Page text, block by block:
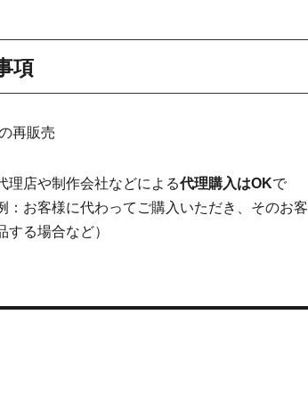
項
再販売
理店や制作会社などによる代理購入はOKで
：お客様に代わってご購入いただき、そのお客
する場合など）